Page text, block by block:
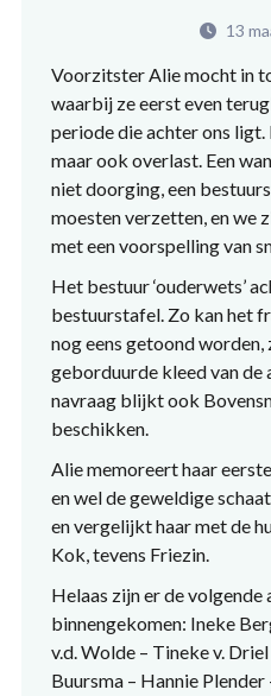
13
Voorzitster Alie mocht in
waarbij ze eerst even
periode die achter ons
maar ook overlast. Een
niet doorging, een
moesten verzetten, en we
met een voorspelling van
Het bestuur ‘ouderwets’
bestuurstafel. Zo kan het
nog eens getoond
geborduurde kleed van de
navraag blijkt ook
beschikken.
Alie memoreert haar
en wel de geweldige
en vergelijkt haar met de
Kok, tevens Friezin.
Helaas zijn er de volgende
binnengekomen: Ineke
v.d. Wolde – Tineke v.
Buursma – Hannie